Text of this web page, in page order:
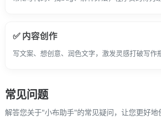
✅ 内容创作
写文案、想创意、润色文字，激发灵感打破写作
常见问题
解答您关于"小布助手"的常见疑问，让您更好地